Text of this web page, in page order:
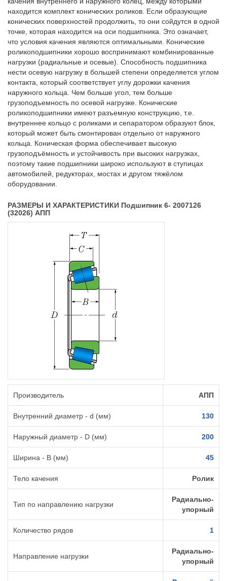
находится комплект конических роликов. Если образующие
конических поверхностей продолжить, то они сойдутся в одной
точке, которая находится на оси подшипника. Это означает,
что условия качения являются оптимальными. Конические
роликоподшипники хорошо воспринимают комбинированные
нагрузки (радиальные и осевые). Способность подшипника
нести осевую нагрузку в большей степени определяется углом
контакта, который соответствует углу дорожки качения
наружного кольца. Чем больше угол, тем больше
грузоподъемность по осевой нагрузке. Конические
роликоподшипники имеют разъемную конструкцию, т.е.
внутреннее кольцо с роликами и сепаратором образуют блок,
который может быть смонтирован отдельно от наружного
кольца. Коническая форма обеспечивает высокую
грузоподъёмность и устойчивость при высоких нагрузках,
поэтому такие подшипники широко используют в ступицах
автомобилей, редукторах, мостах и другом тяжёлом
оборудовании.
РАЗМЕРЫ И ХАРАКТЕРИСТИКИ Подшипник 6- 2007126
(32026) АПП
Производитель АПП
Внутренний диаметр - d (мм) 130
Наружный диаметр - D (мм) 200
Ширина - B (мм) 45
Тело качения Ролик
Тип по направлению нагрузки
Радиально-
упорный
Количество рядов 1
Направление нагрузки
Радиально-
упорный